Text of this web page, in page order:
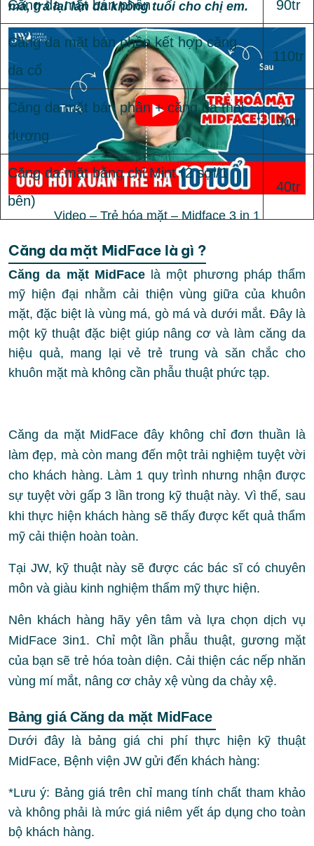
má, trả lại làn da không tuổi cho chị em.
Video – Trẻ hóa mặt – Midface 3 in 1
Căng da mặt MidFace là gì ?
Căng da mặt MidFacelà một phương pháp thẩm
mỹ hiện đại nhằm cải thiện vùng giữa của khuôn
mặt, đặc biệt là vùng má, gò má và dưới mắt. Đây là
một kỹ thuật đặc biệt giúp nâng cơ và làm căng da
hiệu quả, mang lại vẻ trẻ trung và săn chắc cho
khuôn mặt mà không cần phẫu thuật phức tạp.
Căng da mặt MidFace đây không chỉ đơn thuần là
làm đẹp, mà còn mang đến một trải nghiệm tuyệt vời
cho khách hàng. Làm 1 quy trình nhưng nhận được
sự tuyệt vời gấp 3 lần trong kỹ thuật này. Vì thế, sau
khi thực hiện khách hàng sẽ thấy được kết quả thẩm
mỹ cải thiện hoàn toàn.
Tại JW, kỹ thuật này sẽ được các bác sĩ có chuyên
môn và giàu kinh nghiệm thẩm mỹ thực hiện.
Nên khách hàng hãy yên tâm và lựa chọn dịch vụ
MidFace 3in1. Chỉ một lần phẫu thuật, gương mặt
của bạn sẽ trẻ hóa toàn diện. Cải thiện các nếp nhăn
vùng mí mắt, nâng cơ chảy xệ vùng da chảy xệ.
Bảng giá Căng da mặt MidFace
Dưới đây là bảng giá chi phí thực hiện kỹ thuật
MidFace, Bệnh viện JW gửi đến khách hàng:
Căng da mặt bán phần 90tr
Căng da mặt bán phần kết hợp căng
da cổ
110tr
Căng da mặt bán phần + căng da thái
dương
90tr
Căng da mặt bằng chỉ Mint (2 sợi/1
bên)
40tr
*Lưu ý: Bảng giá trên chỉ mang tính chất tham khảo
và không phải là mức giá niêm yết áp dụng cho toàn
bộ khách hàng.